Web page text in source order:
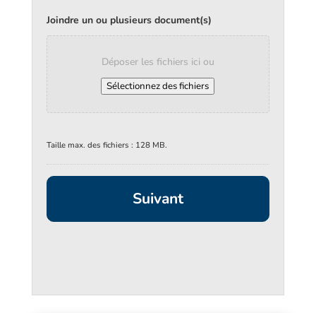
Joindre un ou plusieurs document(s)
Déposer les fichiers ici ou
Sélectionnez des fichiers
Taille max. des fichiers : 128 MB.